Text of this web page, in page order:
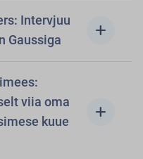
Gaussiga
add
viia oma
kuue
add